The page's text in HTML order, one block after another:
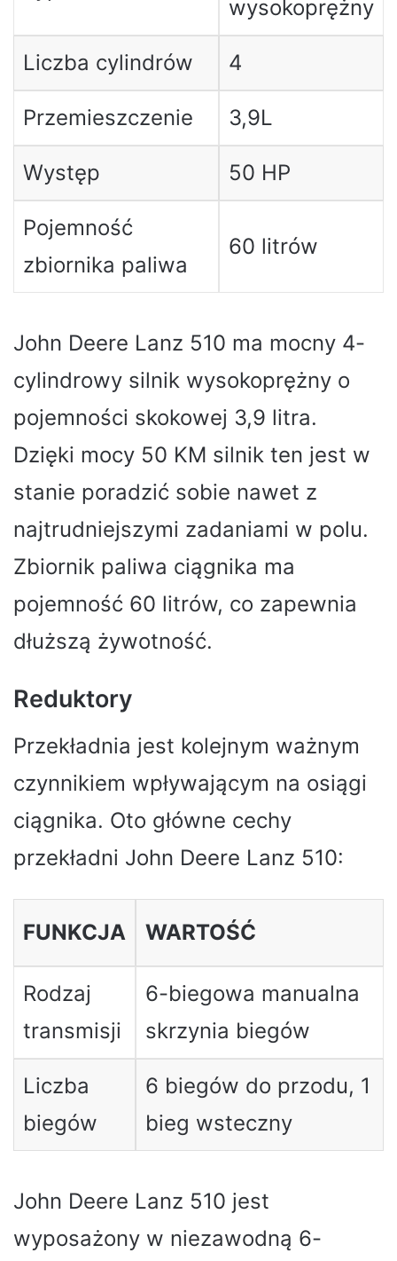
wysokoprężny
Liczba cylindrów 4
Przemieszczenie 3,9L
Występ 50 HP
Pojemność
zbiornika paliwa
60 litrów
John Deere Lanz 510 ma mocny 4-
cylindrowy silnik wysokoprężny o
pojemności skokowej 3,9 litra.
Dzięki mocy 50 KM silnik ten jest w
stanie poradzić sobie nawet z
najtrudniejszymi zadaniami w polu.
Zbiornik paliwa ciągnika ma
pojemność 60 litrów, co zapewnia
dłuższą żywotność.
Reduktory
Przekładnia jest kolejnym ważnym
czynnikiem wpływającym na osiągi
ciągnika. Oto główne cechy
przekładni John Deere Lanz 510:
FUNKCJA WARTOŚĆ
Rodzaj
transmisji
6-biegowa manualna
skrzynia biegów
Liczba
biegów
6 biegów do przodu, 1
bieg wsteczny
John Deere Lanz 510 jest
wyposażony w niezawodną 6-